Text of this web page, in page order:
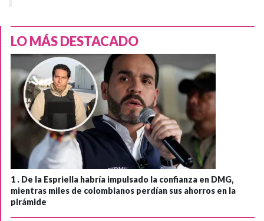
LO MÁS DESTACADO
1 . De la Espriella habría impulsado la confianza en DMG,
mientras miles de colombianos perdían sus ahorros en la
pirámide